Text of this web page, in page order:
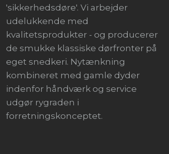
'sikkerhedsdøre'. Vi arbejder
udelukkende med
kvalitetsprodukter - og producerer
de smukke klassiske dørfronter på
eget snedkeri. Nytænkning
kombineret med gamle dyder
indenfor håndværk og service
udgør rygraden i
forretningskonceptet.